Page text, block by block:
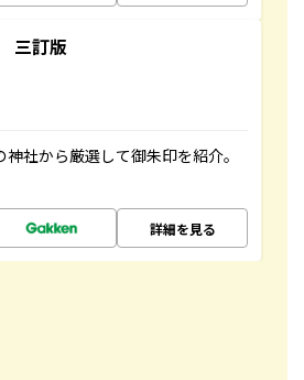
三訂版
社から厳選して御朱印を紹介。
詳細を見る